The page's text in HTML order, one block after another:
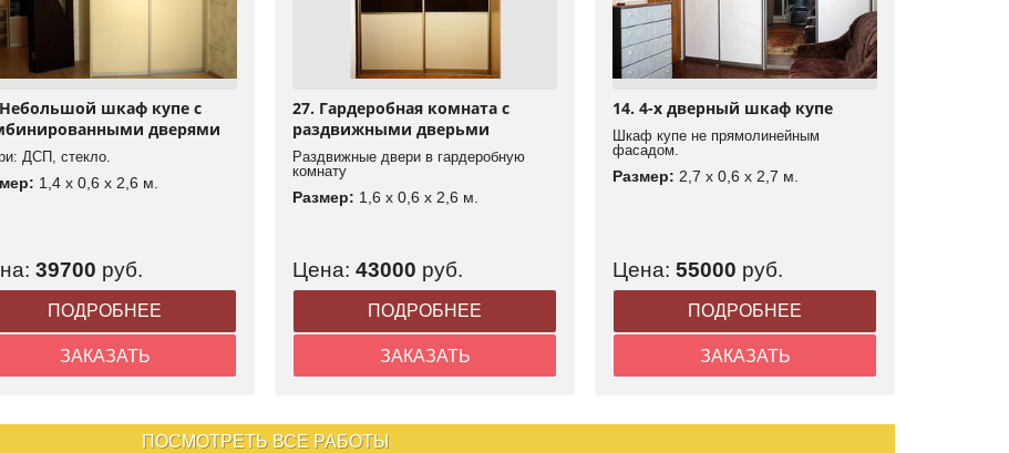
шкаф купе с
дверями
ДСП, стекло.
1,4 x 0,6 x 2,6 м.
39700 руб.
ПОДРОБНЕЕ
ЗАКАЗАТЬ
27. Гардеробная комната с
раздвижными дверьми
Раздвижные двери в гардеробную
комнату
Размер: 1,6 x 0,6 x 2,6 м.
Цена: 43000 руб.
ПОДРОБНЕЕ
ЗАКАЗАТЬ
14. 4-х дверный шкаф купе
Шкаф купе не прямолинейным
фасадом.
Размер: 2,7 x 0,6 x 2,7 м.
Цена: 55000 руб.
ПОДРОБНЕЕ
ЗАКАЗАТЬ
ПОСМОТРЕТЬ ВСЕ РАБОТЫ